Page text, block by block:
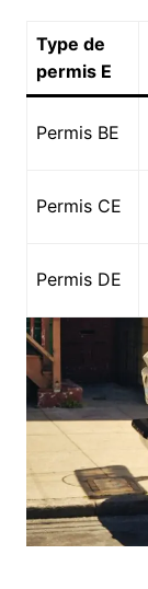
Type de
permis E
Permis BE
Permis CE
Permis DE